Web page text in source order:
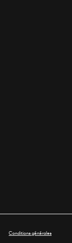
Conditions générales